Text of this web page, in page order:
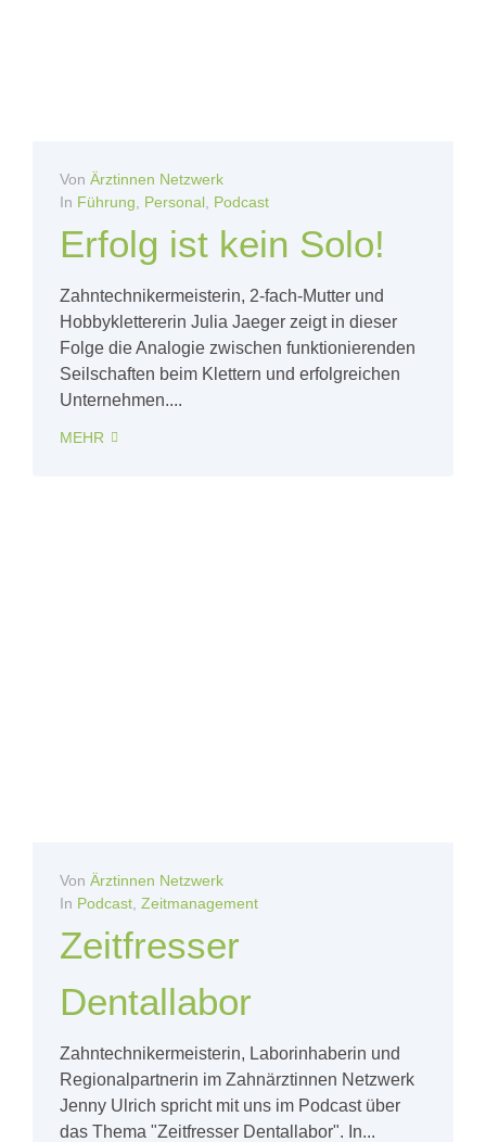
Von Ärztinnen Netzwerk
In Führung, Personal, Podcast
Erfolg ist kein Solo!
Zahntechnikermeisterin, 2-fach-Mutter und
Hobbyklettererin Julia Jaeger zeigt in dieser
Folge die Analogie zwischen funktionierenden
Seilschaften beim Klettern und erfolgreichen
Unternehmen....
MEHR
Von Ärztinnen Netzwerk
In Podcast Zeitmanagement
Zeitfresser
Dentallabor
Zahntechnikermeisterin, Laborinhaberin und
Regionalpartnerin im Zahnärztinnen Netzwerk
Jenny Ulrich spricht mit uns im Podcast über
das Thema "Zeitfresser Dentallabor". In...